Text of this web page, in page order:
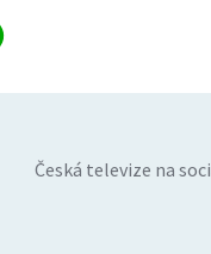
Česká televize na